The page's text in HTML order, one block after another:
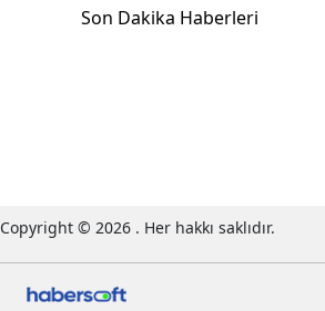
Son Dakika Haberleri
Copyright © 2026 . Her hakkı saklıdır.